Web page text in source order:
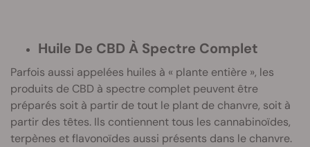
Huile De CBD À Spectre Complet
Parfois aussi appelées huiles à « plante entière », les
produits de CBD à spectre complet peuvent être
préparés soit à partir de tout le plant de chanvre, soit à
partir des têtes. Ils contiennent tous les cannabinoïdes,
terpènes et flavonoïdes aussi présents dans le chanvre.